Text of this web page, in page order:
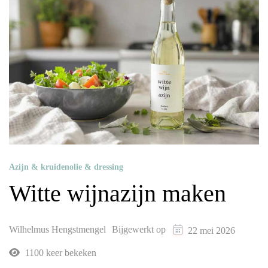
Azijn & kruidenolie & dressing
Witte wijnazijn maken
Wilhelmus Hengstmengel Bijgewerkt op 22 mei 2026
1100 keer bekeken